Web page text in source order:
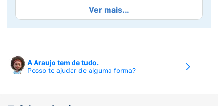
Nova Fórmula Ultraleve e Não Oleosa:
Desenvolvida para ser rapidamente
Não Deixa Resíduo Branco:Ideal para
Ver mais...
A Araujo tem de tudo.
Posso te ajudar de alguma forma?